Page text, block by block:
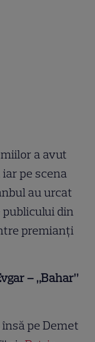
a avut
pe scena
au urcat
din
premianți
– „Bahar”
pe Demet